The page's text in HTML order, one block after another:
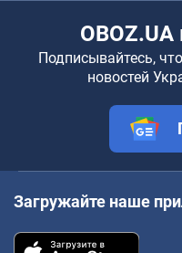
Подписывайтесь,
новостей
Загружайте наше